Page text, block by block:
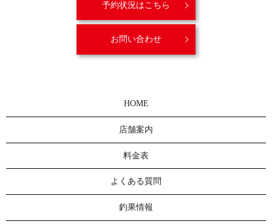
予約状況はこちら
お問い合わせ
HOME
店舗案内
料金表
よくある質問
釣果情報